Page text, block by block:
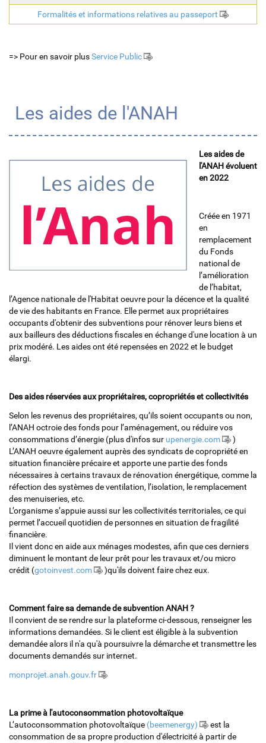
Formalités et informations relatives au passeport
=> Pour en savoir plusService Public
Les aides de l'ANAH
Les aides de
l'ANAH évoluent
en 2022
Créée en 1971
en
remplacement
du Fonds
national de
l’amélioration
de l’habitat,
l’Agence nationale de l'Habitat oeuvre pour la décence et la qualité
de vie des habitants en France. Elle permet aux propriétaires
occupants d'obtenir des subventions pour rénover leurs biens et
aux bailleurs des déductions fiscales en échange d'une location à un
prix modéré. Les aides ont été repensées en 2022 et le budget
élargi.
Des aides réservées aux propriétaires, copropriétés et collectivités
Selon les revenus des propriétaires, qu’ils soient occupants ou non,
l’ANAH octroie des fonds pour l’aménagement, ou réduire vos
consommations d’énergie (plus d'infos sur upenergie.com
)
L’ANAH oeuvre également auprès des syndicats de copropriété en
situation financière précaire et apporte une partie des fonds
nécessaires à certains travaux de rénovation énergétique, comme la
réfection des systèmes de ventilation, l’isolation, le remplacement
des menuiseries, etc.
L’organisme s’appuie aussi sur les collectivités territoriales, ce qui
permet l’accueil quotidien de personnes en situation de fragilité
financière.
Il vient donc en aide aux ménages modestes, afin que ces derniers
diminuent le montant de leur prêt pour les travaux et/ou micro
crédit (gotoinvest.com )qu'ils doivent faire chez eux.
Comment faire sa demande de subvention ANAH ?
Il convient de se rendre sur la plateforme ci-dessous, renseigner les
informations demandées. Si le client est éligible à la subvention
demandée alors il n'a qu'à poursuivre la démarche et transmettre les
documents demandés sur internet.
monprojet.anah.gouv.fr
La prime à l'autoconsommation photovoltaïque
L’autoconsommation photovoltaïque (beemenergy)
est la
consommation de sa propre production d'électricité à partir de